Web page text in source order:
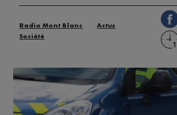
Radio Mont Blanc
Actus
Société